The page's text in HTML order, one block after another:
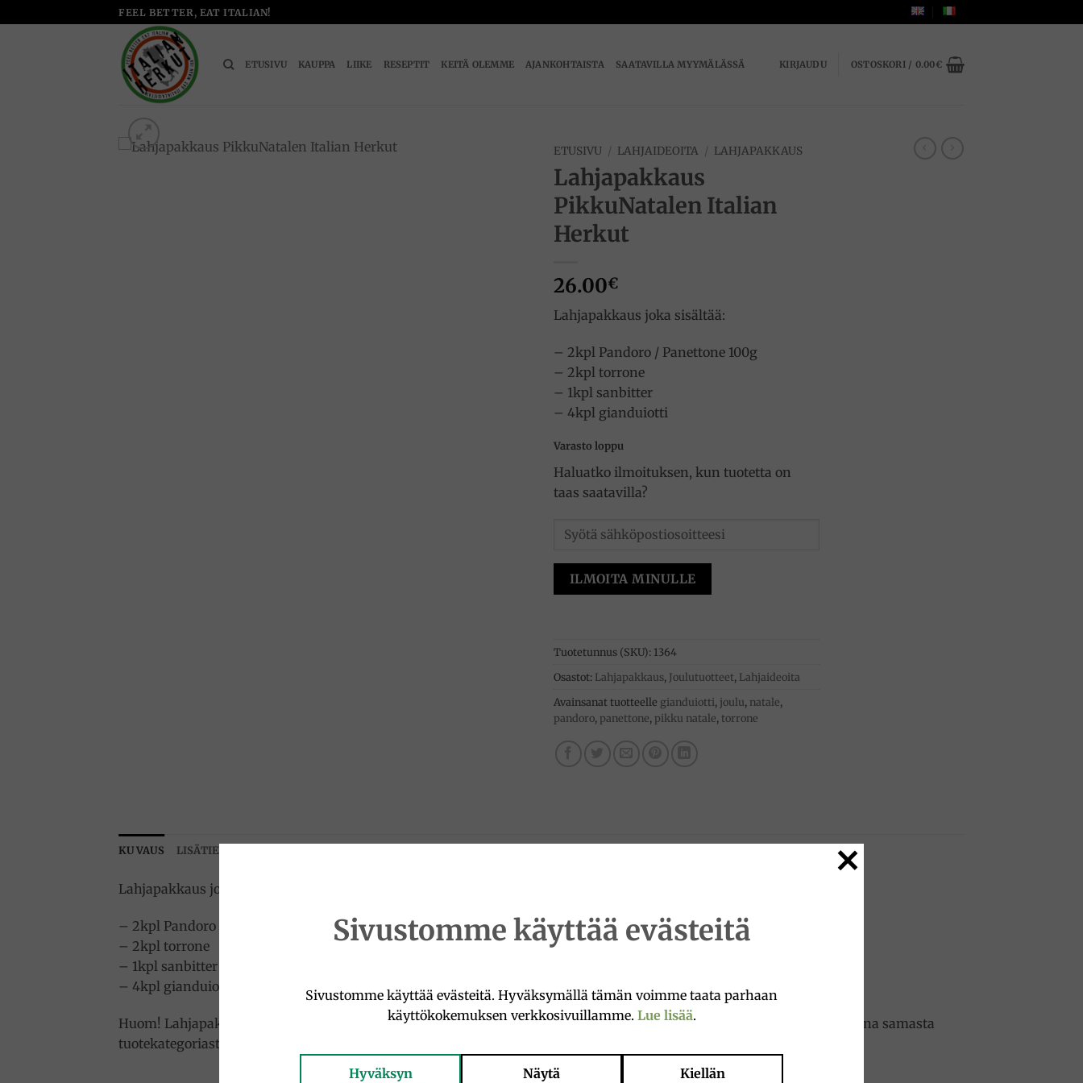
to
FEEL BETTER, EAT ITALIAN!
ETUSIVU KAUPPA LIIKE RESEPTIT KEITÄ OLEMME AJANKOHTAISTA SAATAVILLA MYYMÄLÄSSÄ KIRJAUDU OSTOSKORI / 0.00€
ETUSIVU / LAHJAIDEOITA / LAHJAPAKKAUS
Lahjapakkaus
PikkuNatalen Italian
Herkut
26.00€
Lahjapakkaus joka sisältää:
– 2kpl Pandoro / Panettone 100g
– 2kpl torrone
– 1kpl sanbitter
– 4kpl gianduiotti
Varasto loppu
Haluatko ilmoituksen, kun tuotetta on
taas saatavilla?
ILMOITA MINULLE
Tuotetunnus (SKU): 1364
Osastot: Lahjapakkaus, Joulutuotteet, Lahjaideoita
Avainsanat tuotteelle gianduiotti, joulu, natale,
pandoro, panettone, pikku natale, torrone
KUVAUS LISÄTIEDOT
Lahjapakkaus joka sisältää:
– 2kpl Pandoro / Panettone 100g
– 2kpl torrone
– 1kpl sanbitter
– 4kpl gianduiotti
Huom! Lahjapakkauksen sisältö saattaa vaihdella tuotteiden saatavuuden mukaan. Korvaavat tuotteet ovat kuitenkin aina samasta
tuotekategoriasta, mutta saattavat olla esimerkiksi eri valmistajan.
Sivustomme käyttää evästeitä
Sivustomme käyttää evästeitä. Hyväksymällä tämän voimme taata parhaan
käyttökokemuksen verkkosivuillamme. Lue lisää.
Hyväksyn
Näytä
Kiellän